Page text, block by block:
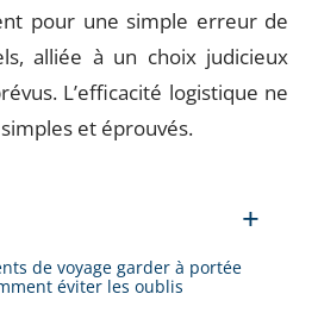
pour une simple erreur de
alliée à un choix judicieux
L’efficacité logistique ne
et éprouvés.
de voyage garder à portée
éviter les oublis